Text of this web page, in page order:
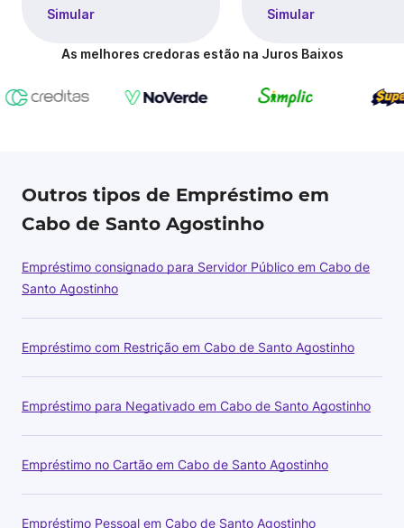
Simular Simular
As melhores credoras estão na Juros Baixos
Outros tipos de Empréstimo em
Cabo de Santo Agostinho
Empréstimo consignado para Servidor Público em Cabo de
Santo Agostinho
Empréstimo com Restrição em Cabo de Santo Agostinho
Empréstimo para Negativado em Cabo de Santo Agostinho
Empréstimo no Cartão em Cabo de Santo Agostinho
Empréstimo Pessoal em Cabo de Santo Agostinho